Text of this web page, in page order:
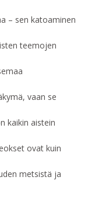
– sen katoaminen
teemojen
vaan se
kaikin aistein
ovat kuin
metsistä ja